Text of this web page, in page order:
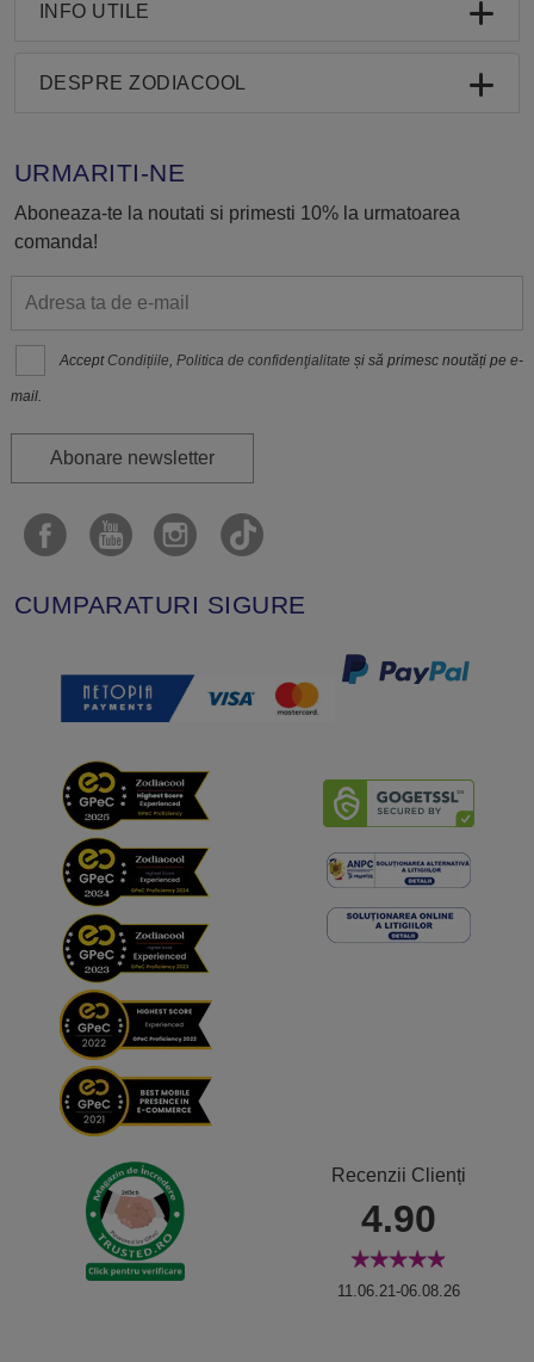
INFO UTILE
DESPRE ZODIACOOL
URMARITI-NE
Aboneaza-te la noutati si primesti 10% la urmatoarea
comanda!
Accept Condițiile,Politica de confidenţialitate și să primesc noutăți pe e-
mail.
Abonare newsletter
CUMPARATURI SIGURE
Recenzii Clienți
4.90
11.06.21-06.08.26